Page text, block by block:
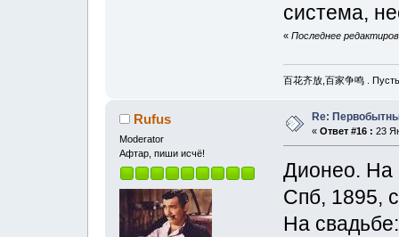
система,
« Последнее
百花齐放,百家争鸣 .
Rufus
Moderator
Афтар, пиши исчё!
Re:
« Ответ #16 : 23
Дионео. На
Спб, 1895,
На